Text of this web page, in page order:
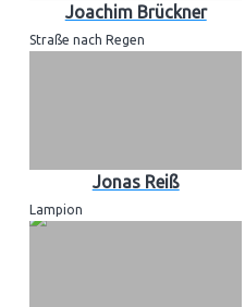
Joachim Brückner
Straße nach Regen
Jonas Reiß
Lampion